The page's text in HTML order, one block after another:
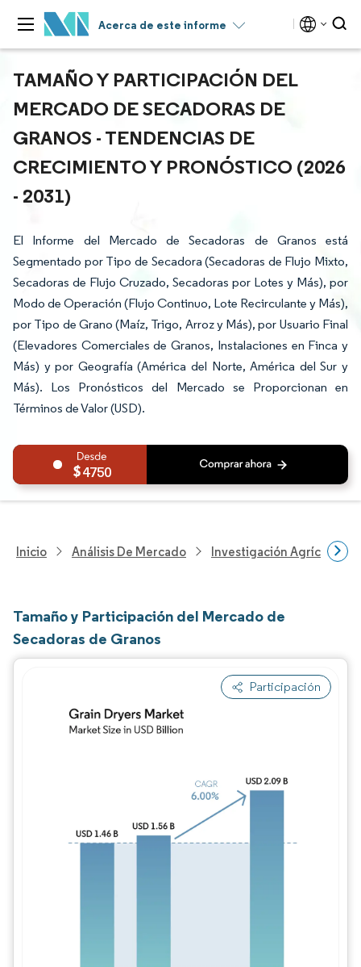
Acerca de este informe
TAMAÑO Y PARTICIPACIÓN DEL
MERCADO DE SECADORAS DE
GRANOS - TENDENCIAS DE
CRECIMIENTO Y PRONÓSTICO (2026
- 2031)
El Informe del Mercado de Secadoras de Granos está
Segmentado por Tipo de Secadora (Secadoras de Flujo Mixto,
Secadoras de Flujo Cruzado, Secadoras por Lotes y Más), por
Modo de Operación (Flujo Continuo, Lote Recirculante y Más),
por Tipo de Grano (Maíz, Trigo, Arroz y Más), por Usuario Final
(Elevadores Comerciales de Granos, Instalaciones en Finca y
Más) y por Geografía (América del Norte, América del Sur y
Más). Los Pronósticos del Mercado se Proporcionan en
Términos de Valor (USD).
4750
Inicio Análisis De Mercado Investigación Agrícola
Tamaño y Participación del Mercado de
Secadoras de Granos
Participación